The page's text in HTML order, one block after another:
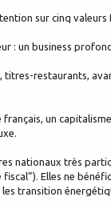
sur cinq
: un business
restaurants,
français, un
nationaux très
Elles ne
transition